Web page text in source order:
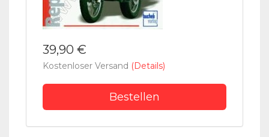
39,90 €
Kostenloser Versand (Details)
Bestellen